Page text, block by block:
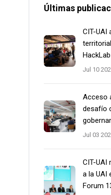
Últimas
CIT-UAI
HackLab
Jul 10
Acceso
desafío
Jul 03
CIT-UAI
a la UAI
Forum